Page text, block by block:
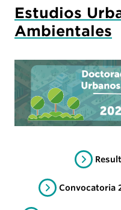
Estudios
Ambientales
Convocatoria